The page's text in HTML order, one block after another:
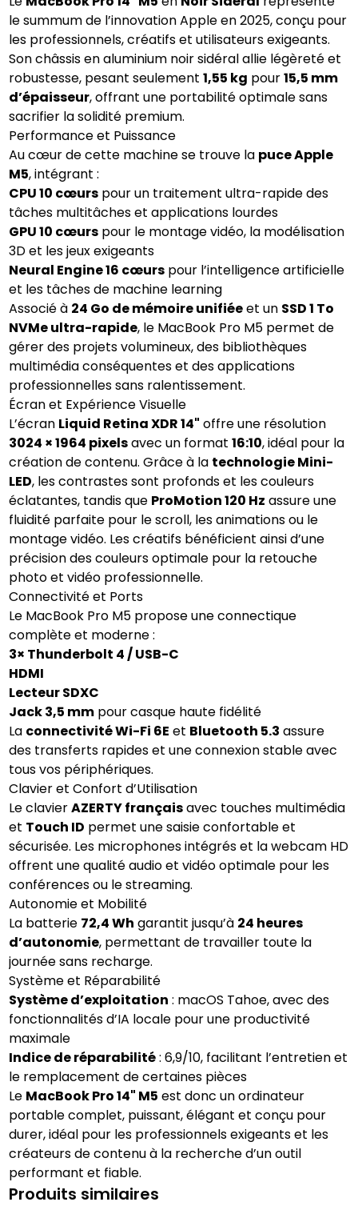
le summum de l’innovation Apple en 2025, conçu pour
les professionnels, créatifs et utilisateurs exigeants.
Son châssis en aluminium noir sidéral allie légèreté et
robustesse, pesant seulement1,55 kg pour15,5 mm
d’épaisseur, offrant une portabilité optimale sans
sacrifier la solidité premium.
Performance et Puissance
Au cœur de cette machine se trouve la puce Apple
M5, intégrant :
CPU 10 cœurs pour un traitement ultra-rapide des
tâches multitâches et applications lourdes
GPU 10 cœurs pour le montage vidéo, la modélisation
3D et les jeux exigeants
Neural Engine 16 cœurs pour l’intelligence artificielle
et les tâches de machine learning
Associé à 24 Go de mémoire unifiéeet un SSD 1 To
NVMe ultra-rapide, le MacBook Pro M5 permet de
gérer des projets volumineux, des bibliothèques
multimédia conséquentes et des applications
professionnelles sans ralentissement.
Écran et Expérience Visuelle
L’écran Liquid Retina XDR 14" offre une résolution
3024 × 1964 pixelsavec un format16:10, idéal pour la
création de contenu. Grâce à la technologie Mini-
LED, les contrastes sont profonds et les couleurs
éclatantes, tandis que ProMotion 120 Hz assure une
fluidité parfaite pour le scroll, les animations ou le
montage vidéo. Les créatifs bénéficient ainsi d’une
précision des couleurs optimale pour la retouche
photo et vidéo professionnelle.
Connectivité et Ports
Le MacBook Pro M5 propose une connectique
complète et moderne :
3× Thunderbolt 4 / USB-C
HDMI
Lecteur SDXC
Jack 3,5 mm pour casque haute fidélité
La connectivité Wi-Fi 6E et Bluetooth 5.3 assure
des transferts rapides et une connexion stable avec
tous vos périphériques.
Clavier et Confort d’Utilisation
Le clavierAZERTY françaisavec touches multimédia
et Touch ID permet une saisie confortable et
sécurisée. Les microphones intégrés et la webcam HD
offrent une qualité audio et vidéo optimale pour les
conférences ou le streaming.
Autonomie et Mobilité
La batterie 72,4 Wh garantit jusqu’à 24 heures
d’autonomie, permettant de travailler toute la
journée sans recharge.
Système et Réparabilité
Système d’exploitation : macOS Tahoe, avec des
fonctionnalités d’IA locale pour une productivité
maximale
Indice de réparabilité: 6,9/10, facilitant l’entretien et
le remplacement de certaines pièces
Le MacBook Pro 14" M5 est donc un ordinateur
portable complet, puissant, élégant et conçu pour
durer, idéal pour les professionnels exigeants et les
créateurs de contenu à la recherche d’un outil
performant et fiable.
Produits similaires